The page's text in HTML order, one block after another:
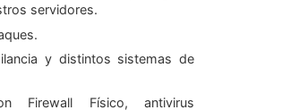
servidores.
y distintos sistemas de
Firewall Físico, antivirus